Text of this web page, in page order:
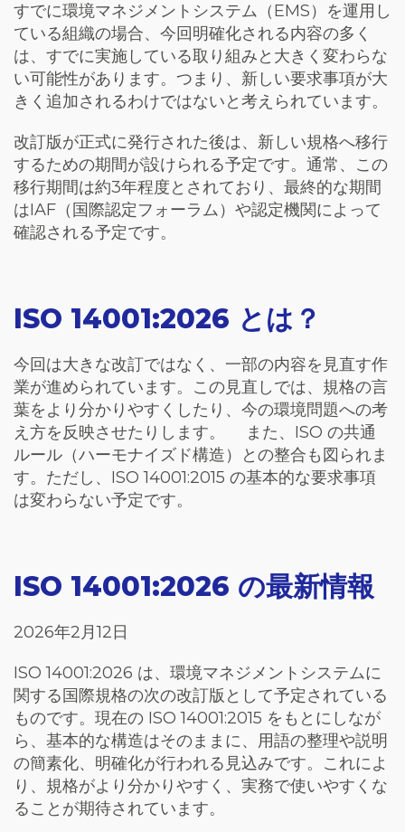
すでに環境マネジメントシステム（EMS）を運用し
ている組織の場合、今回明確化される内容の多く
は、すでに実施している取り組みと大きく変わらな
い可能性があります。つまり、新しい要求事項が大
きく追加されるわけではないと考えられています。
改訂版が正式に発行された後は、新しい規格へ移行
するための期間が設けられる予定です。通常、この
移行期間は約3年程度とされており、最終的な期間
はIAF（国際認定フォーラム）や認定機関によって
確認される予定です。
ISO 14001:2026 とは？
今回は大きな改訂ではなく、一部の内容を見直す作
業が進められています。この見直しでは、規格の言
葉をより分かりやすくしたり、今の環境問題への考
え方を反映させたりします。
また、ISO の共通
ルール（ハーモナイズド構造）との整合も図られま
す。ただし、ISO 14001:2015 の基本的な要求事項
は変わらない予定です。
ISO 14001:2026 の最新情報
2026年2月12日
ISO 14001:2026 は、環境マネジメントシステムに
関する国際規格の次の改訂版として予定されている
ものです。現在の ISO 14001:2015 をもとにしなが
ら、基本的な構造はそのままに、用語の整理や説明
の簡素化、明確化が行われる見込みです。これによ
り、規格がより分かりやすく、実務で使いやすくな
ることが期待されています。